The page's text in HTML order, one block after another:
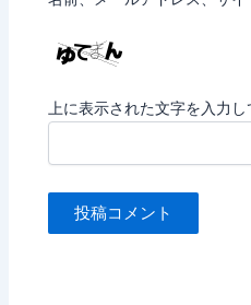
上に表示された文字を入力し